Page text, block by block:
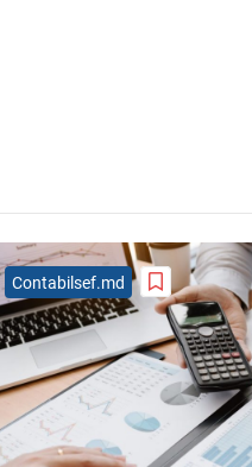
Contabilsef.md